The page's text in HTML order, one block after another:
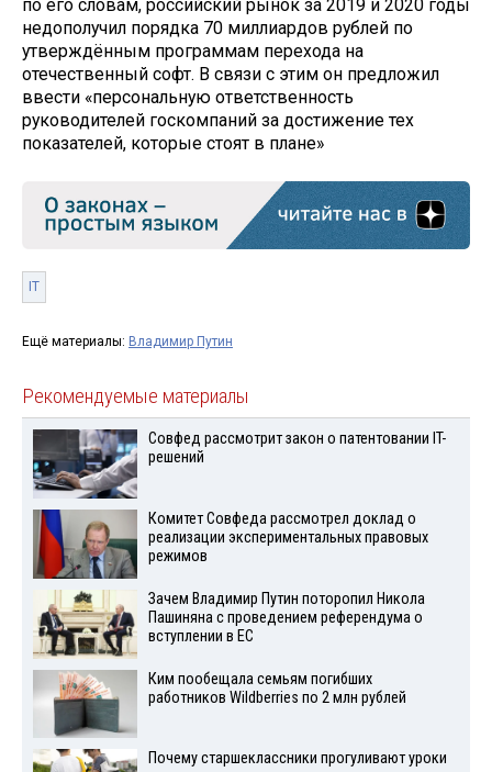
по его словам, российский рынок за 2019 и 2020 годы
недополучил порядка 70 миллиардов рублей по
утверждённым программам перехода на
отечественный софт. В связи с этим он предложил
ввести «персональную ответственность
руководителей госкомпаний за достижение тех
показателей, которые стоят в плане»
IT
Ещё материалы: Владимир Путин
Рекомендуемые материалы
Совфед рассмотрит закон о патентовании IT-
решений
Комитет Совфеда рассмотрел доклад о
реализации экспериментальных правовых
режимов
Зачем Владимир Путин поторопил Никола
Пашиняна с проведением референдума о
вступлении в ЕС
Ким пообещала семьям погибших
работников Wildberries по 2 млн рублей
Почему старшеклассники прогуливают уроки